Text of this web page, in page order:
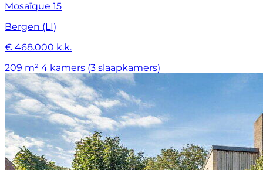
Mosaïque 15
Bergen (LI)
€ 468.000 k.k.
209 m² 4 kamers (3 slaapkamers)